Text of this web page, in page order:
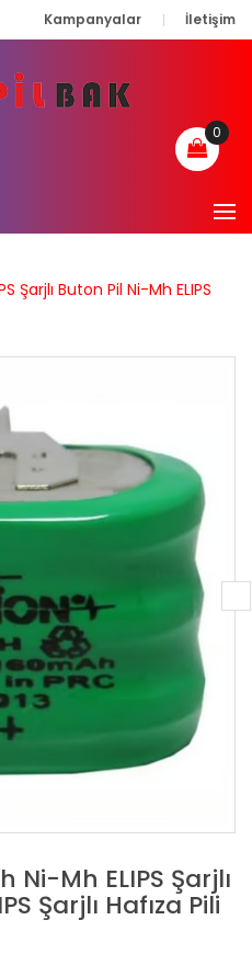
Kampanyalar İletişim
0
Şarjlı Buton Pil Ni-Mh ELIPS
Ni-Mh ELIPS Şarjlı
Şarjlı Hafıza Pili